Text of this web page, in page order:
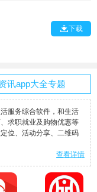
下载
讯app大全专题
服务综合软件，和生活
求职就业及购物优惠等
位、活动分享、二维码
查看详情